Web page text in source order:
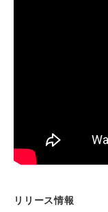
リリース情報